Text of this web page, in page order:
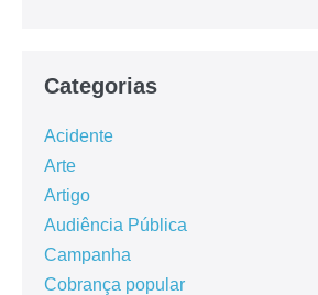
Categorias
Acidente
Arte
Artigo
Audiência Pública
Campanha
Cobrança popular